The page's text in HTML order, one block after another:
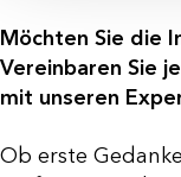
Möchten Sie die
Vereinbaren Sie
mit unseren
Ob erste